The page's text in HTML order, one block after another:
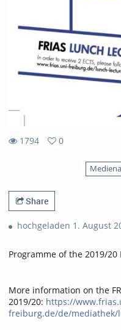
1794
0
Share
hochgeladen 1. August
Programme of the 2019/20
More information on the
2019/20: https://
freiburg.de/de/